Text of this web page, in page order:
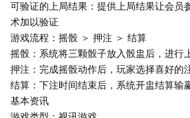
可验证的上局结果：提供上局结果让会员
术加以验证
游戏流程：摇骰 ＞ 押注 ＞ 结算
摇骰：系统将三颗骰子放入骰盅后，进行
押注：完成摇骰动作后，玩家选择喜好的
结算：下注时间结束后，系统开盅结算输
基本资讯